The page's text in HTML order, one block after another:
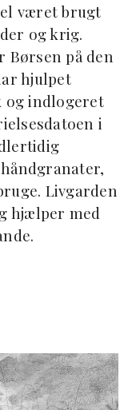
været brugt
og krig.
Børsen på den
hjulpet
og indlogeret
i
Livgarden
hjælper med